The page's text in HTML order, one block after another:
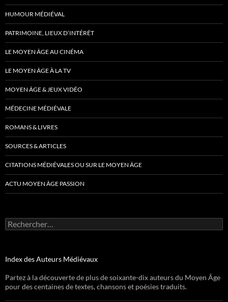
HUMOUR MÉDIÉVAL
PATRIMOINE, LIEUX D’INTÉRÊT
LE MOYEN ÂGE AU CINÉMA
LE MOYEN ÂGE À LA TV
MOYEN ÂGE & JEUX VIDÉO
MÉDECINE MÉDIÉVALE
ROMANS & LIVRES
SOURCES & ARTICLES
CITATIONS MÉDIÉVALES OU SUR LE MOYEN ÂGE
ACTU MOYEN ÂGE PASSION
Rechercher :
Index des Auteurs Médiévaux
Partez à la découverte de plus de soixante-dix auteurs du Moyen Âge
pour des centaines de textes, chansons et poésies traduits.